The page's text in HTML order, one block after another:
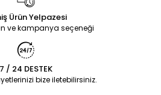
Ürün Yelpazesi
ve kampanya seçeneği
7 / 24 DESTEK
bize iletebilirsiniz.